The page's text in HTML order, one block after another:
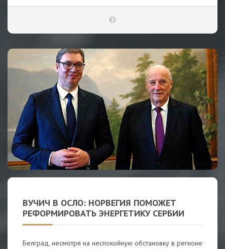
ВУЧИЧ В ОСЛО: НОРВЕГИЯ ПОМОЖЕТ
РЕФОРМИРОВАТЬ ЭНЕРГЕТИКУ СЕРБИИ
Белград, несмотря на неспокойную обстановку в регионе